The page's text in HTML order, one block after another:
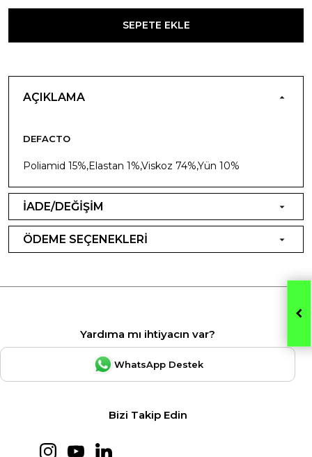
SEPETE EKLE
AÇIKLAMA
DEFACTO
Poliamid 15%,Elastan 1%,Viskoz 74%,Yün 10%
İADE/DEĞİŞİM
ÖDEME SEÇENEKLERİ
Yardıma mı ihtiyacın var?
WhatsApp Destek
Bizi Takip Edin